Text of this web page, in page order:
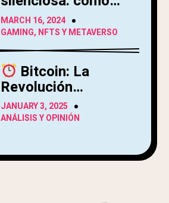
Web3 está
transformando el
mundo de los
videojuegos
MARCH 16, 2024
GAMING, NFTS Y METAVERSO
Bitcoin: La
Revolución
Financiera
Cypherpunk
JANUARY 3, 2025
ANÁLISIS Y OPINIÓN